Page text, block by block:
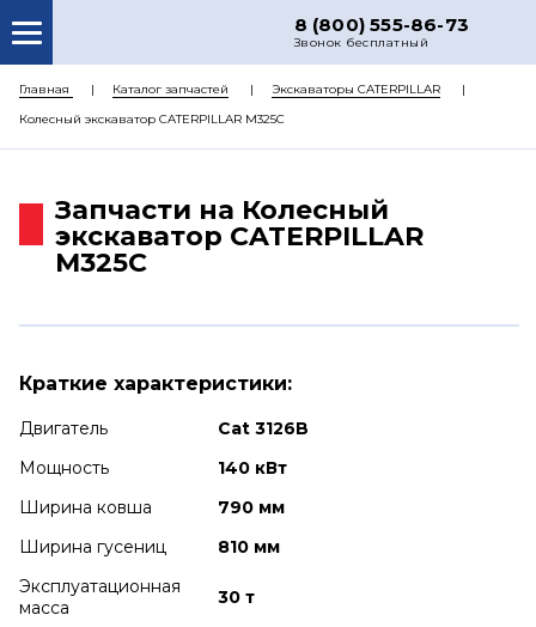
8 (800) 555-86-73
Звонок бесплатный
О НАС
КАТАЛОГ ЗАПЧАСТЕЙ
ДОСТАВКА
Главная Каталог запчастей
Экскаваторы CATERPILLAR
Колесный экскаватор CATERPILLAR M325C
Запчасти на Колесный
экскаватор CATERPILLAR
M325C
Краткие характеристики:
Двигатель
Cat 3126B
Мощность
140 кВт
Ширина ковша
790 мм
Ширина гусениц
810 мм
Эксплуатационная
масса
30 т